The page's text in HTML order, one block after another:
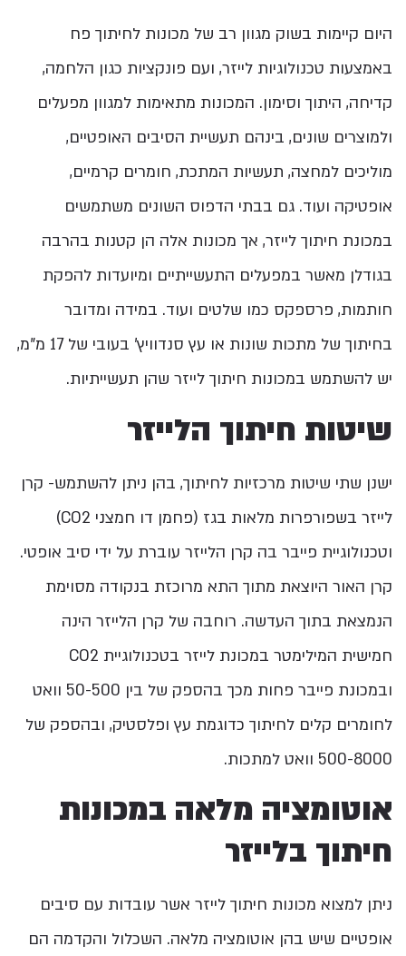
היום קיימות בשוק מגוון רב של מכונות לחיתוך פח
באמצעות טכנולוגיות לייזר, ועם פונקציות כגון הלחמה,
קדיחה, היתוך וסימון. המכונות מתאימות למגוון מפעלים
ולמוצרים שונים, בינהם תעשיית הסיבים האופטיים,
מוליכים למחצה, תעשיות המתכת, חומרים קרמיים,
אופטיקה ועוד. גם בבתי הדפוס השונים משתמשים
במכונת חיתוך לייזר, אך מכונות אלה הן קטנות בהרבה
בגודלן מאשר במפעלים התעשייתיים ומיועדות להפקת
חותמות, פרספקס כמו שלטים ועוד. במידה ומדובר
בחיתוך של מתכות שונות או עץ סנדוויץ’ בעובי של 17 מ”מ,
יש להשתמש במכונות חיתוך לייזר שהן תעשייתיות.
שיטות חיתוך הלייזר
ישנן שתי שיטות מרכזיות לחיתוך, בהן ניתן להשתמש- קרן
לייזר בשפורפרות מלאות בגז (פחמן דו חמצני CO2)
וטכנולוגיית פייבר בה קרן הלייזר עוברת על ידי סיב אופטי.
קרן האור היוצאת מתוך התא מרוכזת בנקודה מסוימת
הנמצאת בתוך העדשה. רוחבה של קרן הלייזר הינה
חמישית המילימטר במכונת לייזר בטכנולוגיית CO2
ובמכונת פייבר פחות מכך בהספק של בין 50-500 וואט
לחומרים קלים לחיתוך כדוגמת עץ ופלסטיק, ובהספק של
500-8000 וואט למתכות.
אוטומציה מלאה במכונות
חיתוך בלייזר
ניתן למצוא מכונות חיתוך לייזר אשר עובדות עם סיבים
אופטיים שיש בהן אוטומציה מלאה. השכלול והקדמה הם